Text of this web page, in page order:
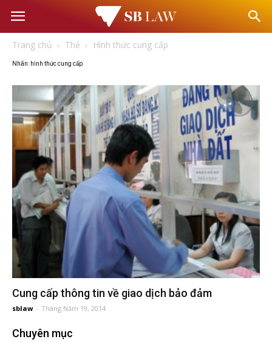
Văn
vấn
Trang chủ Thẻ Hình thức cung cấp
Nhãn: hình thức cung cấp
Cung cấp thông tin về giao dịch bảo đảm
sblaw - Tháng Năm 19, 2014
Chuyên mục